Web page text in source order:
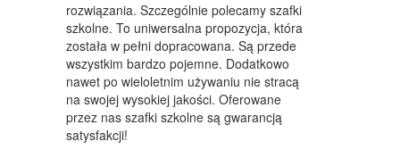
ART. DLA ZWIERZĄT
OGRÓD, ROŚLINY
CHEMIA
ART. SPOŻYWCZE
MATERIAŁY EKSPLOATACYJNE
rozwiązania. Szczególnie polecamy szafki
szkolne. To uniwersalna propozycja, która
została w pełni dopracowana. Są przede
wszystkim bardzo pojemne. Dodatkowo
nawet po wieloletnim używaniu nie stracą
na swojej wysokiej jakości. Oferowane
przez nas szafki szkolne są gwarancją
satysfakcji!